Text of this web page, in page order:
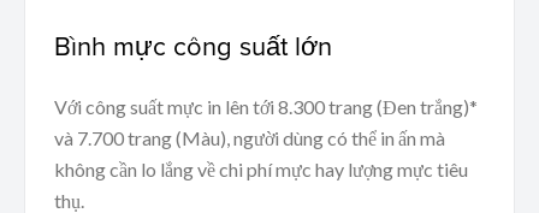
Bình mực công suất lớn
Với công suất mực in lên tới 8.300 trang (Đen trắng)*
và 7.700 trang (Màu), người dùng có thể in ấn mà
không cần lo lắng về chi phí mực hay lượng mực tiêu
thụ.